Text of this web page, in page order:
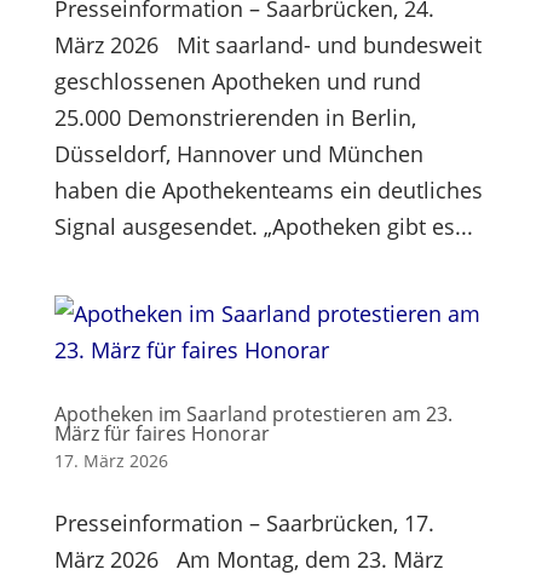
Presseinformation – Saarbrücken, 24.
März 2026 Mit saarland- und bundesweit
geschlossenen Apotheken und rund
25.000 Demonstrierenden in Berlin,
Düsseldorf, Hannover und München
haben die Apothekenteams ein deutliches
Signal ausgesendet. „Apotheken gibt es...
Apotheken im Saarland protestieren am 23.
März für faires Honorar
17. März 2026
Presseinformation – Saarbrücken, 17.
März 2026 Am Montag, dem 23. März